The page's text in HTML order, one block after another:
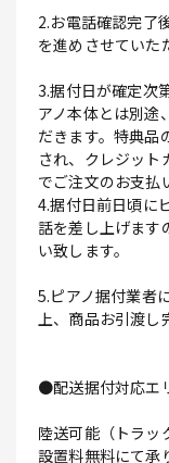
2.お電話確認完了
を進めさせていた
3.据付日が確定次
アノ本体とは別途
だきます。特典品
され、クレジット
でご注文のお支払
4.据付日前日頃に
話を差し上げます
い致します。
5.ピアノ据付業者
上、商品お引渡し
●配送据付対応エ
陸送可能（トラッ
設置料無料にて承